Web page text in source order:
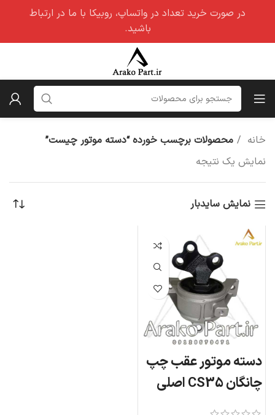
خانه
محصولات برچسب خورده “دسته موتور چیست”
نمایش یک نتیجه
نمایش سایدبار
دسته موتور عقب چپ
چانگان CS35 اصلی
در صورت خرید تعداد در واتساپ، روبیکا با ما در ارتباط
باشید.